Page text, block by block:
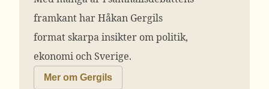
framkant har Håkan Gergils
format skarpa insikter om politik,
ekonomi och Sverige.
Mer om Gergils